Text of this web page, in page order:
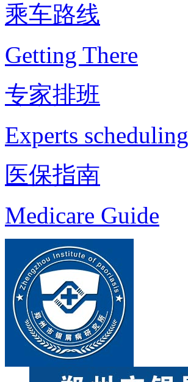
乘车路线
Getting There
专家排班
Experts scheduling
医保指南
Medicare Guide